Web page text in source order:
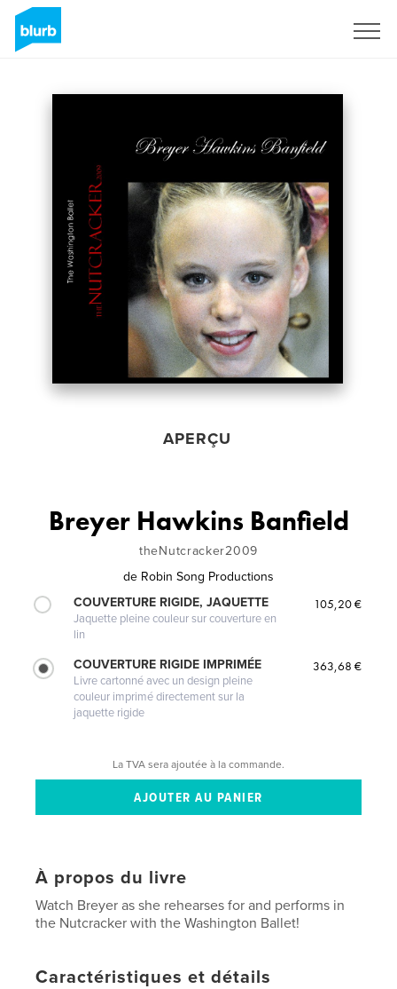
APERÇU
Breyer Hawkins Banfield
theNutcracker2009
de Robin Song Productions
COUVERTURE RIGIDE, JAQUETTE
Jaquette pleine couleur sur couverture en
lin
105,20 €
COUVERTURE RIGIDE IMPRIMÉE
Livre cartonné avec un design pleine
couleur imprimé directement sur la
jaquette rigide
363,68 €
La TVA sera ajoutée à la commande.
À propos du livre
Watch Breyer as she rehearses for and performs in
the Nutcracker with the Washington Ballet!
Caractéristiques et détails